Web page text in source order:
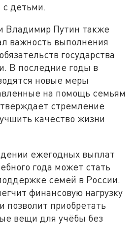
детьми.
Владимир Путин также
важность выполнения
государства
В последние годы в
новые меры
на помощь семьям
стремление
качество жизни
ежегодных выплат
года может стать
семей в России.
финансовую нагрузку
позволит приобретать
вещи для учёбы без